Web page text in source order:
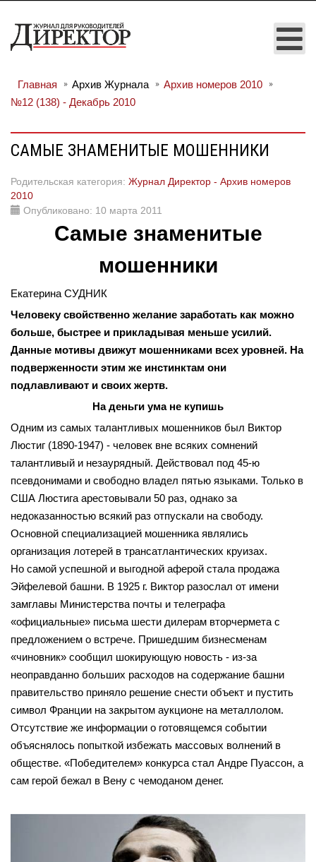
Главная Архив Журнала
Архив номеров 2010
№12 (138) - Декабрь 2010
САМЫЕ ЗНАМЕНИТЫЕ МОШЕННИКИ
Родительская категория: Журнал Директор - Архив номеров
2010
Опубликовано: 10 марта 2011
Самые знаменитые
мошенники
Екатерина СУДНИК
Человеку свойственно желание заработать как можно
больше, быстрее и прикладывая меньше усилий.
Данные мотивы движут мошенниками всех уровней. На
подверженности этим же инстинктам они
подлавливают и своих жертв.
На деньги ума не купишь
Одним из самых талантливых мошенников был Виктор
Люстиг (1890-1947) - человек вне всяких сомнений
талантливый и незаурядный. Действовал под 45-ю
псевдонимами и свободно владел пятью языками. Только в
США Люстига арестовывали 50 раз, однако за
недоказанностью всякий раз отпускали на свободу.
Основной специализацией мошенника являлись
организация лотерей в трансатлантических круизах.
Но самой успешной и выгодной аферой стала продажа
Эйфелевой башни. В 1925 г. Виктор разослал от имени
замглавы Министерства почты и телеграфа
«официальные» письма шести дилерам вторчермета с
предложением о встрече. Пришедшим бизнесменам
«чиновник» сообщил шокирующую новость - из-за
неоправданно больших расходов на содержание башни
правительство приняло решение снести объект и пустить
символ Франции на закрытом аукционе на металлолом.
Отсутствие же информации о готовящемся событии
объяснялось попыткой избежать массовых волнений в
обществе. «Победителем» конкурса стал Андре Пуассон, а
сам герой бежал в Вену с чемоданом денег.